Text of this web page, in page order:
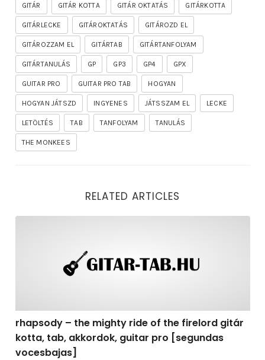
GITÁR GITÁR KOTTA GITÁR OKTATÁS GITÁRKOTTA
GITÁRLECKE GITÁROKTATÁS GITÁROZD EL
GITÁROZZAM EL GITÁRTAB GITÁRTANFOLYAM
GITÁRTANULÁS GP GP3 GP4 GPX
GUITAR PRO GUITAR PRO TAB HOGYAN
HOGYAN JÁTSZD INGYENES JÁTSSZAM EL LECKE
LETÖLTÉS TAB TANFOLYAM TANULÁS
THE MONKEES
RELATED ARTICLES
rhapsody – the mighty ride of the firelord gitár
kotta, tab, akkordok, guitar pro [segundas
vocesbajas]